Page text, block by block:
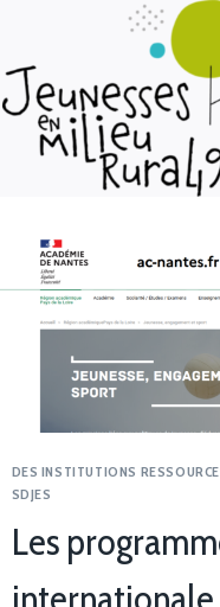
DES INSTITUTIONS
SDJES
Les